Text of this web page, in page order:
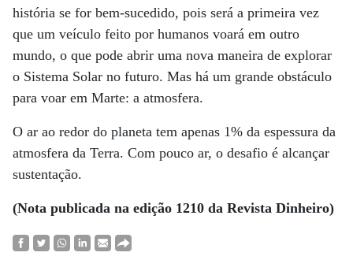
história se for bem-sucedido, pois será a primeira vez
que um veículo feito por humanos voará em outro
mundo, o que pode abrir uma nova maneira de explorar
o Sistema Solar no futuro. Mas há um grande obstáculo
para voar em Marte: a atmosfera.
O ar ao redor do planeta tem apenas 1% da espessura da
atmosfera da Terra. Com pouco ar, o desafio é alcançar
sustentação.
(Nota publicada na edição 1210 da Revista Dinheiro)